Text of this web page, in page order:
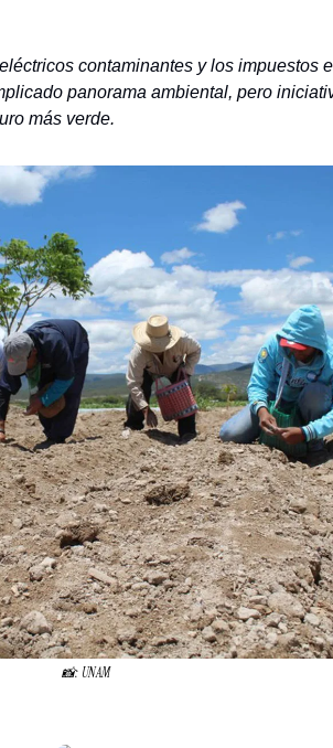
contaminantes y los impuestos
panorama ambiental, pero
más verde.
📸: UNAM